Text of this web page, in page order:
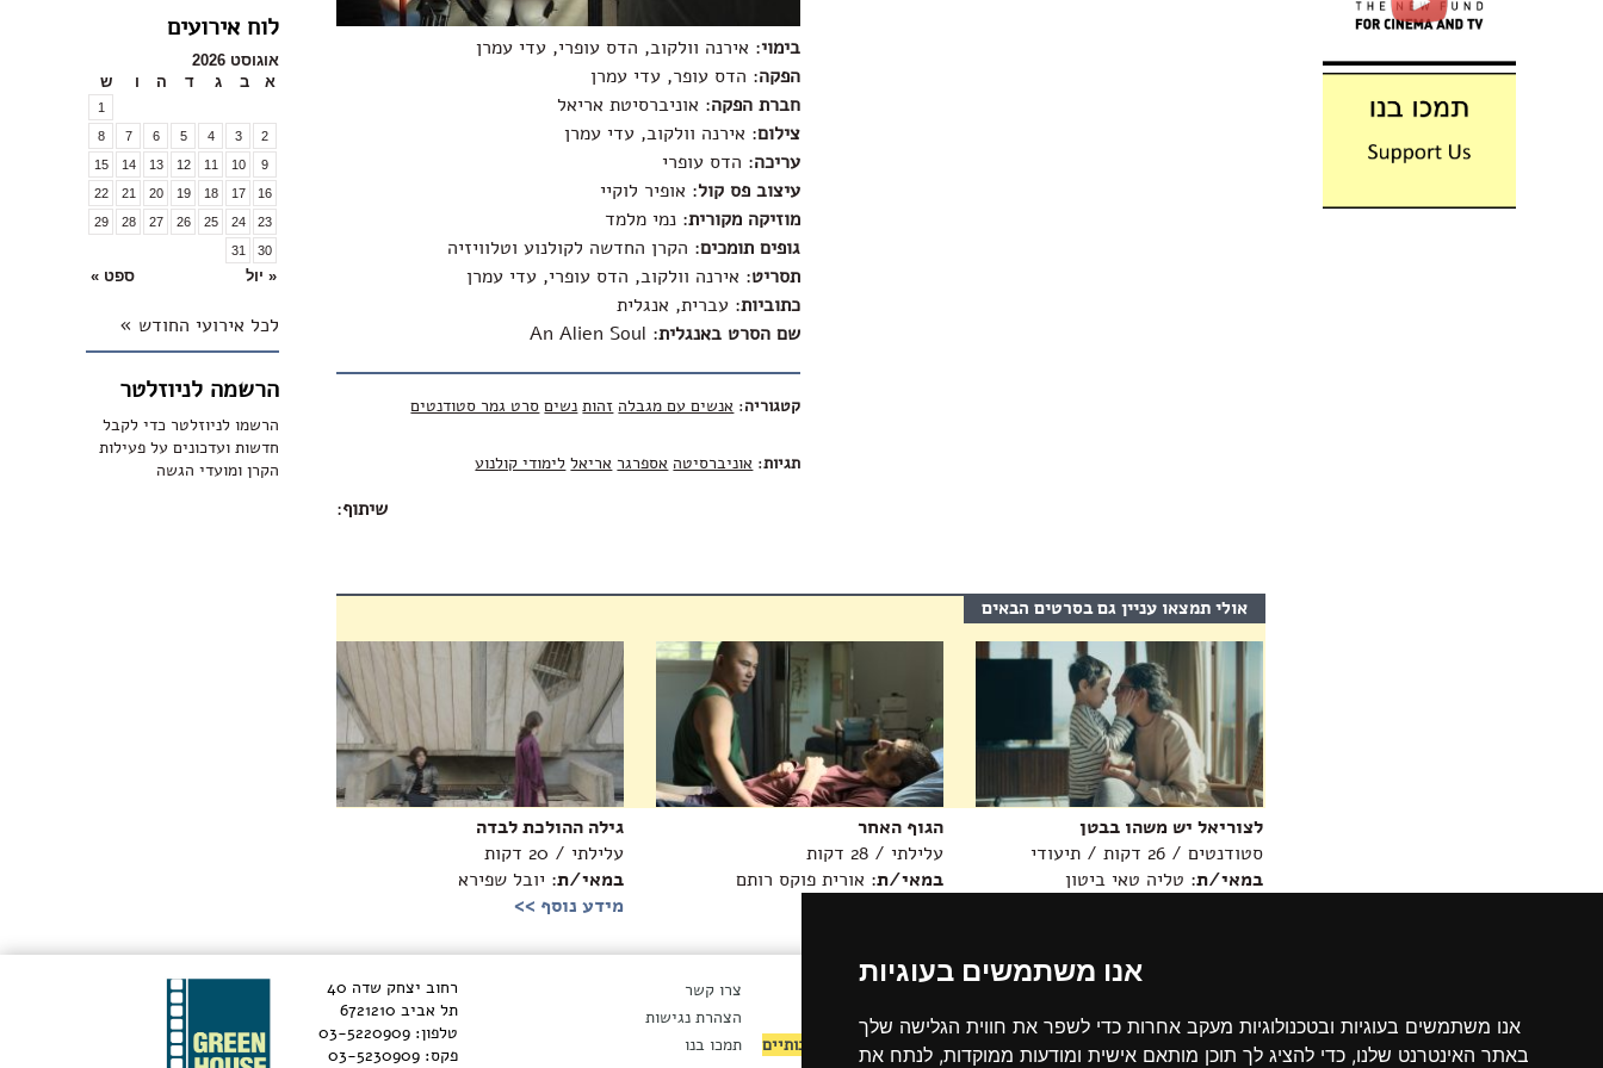
אנו משתמשים בעוגיות
אנו משתמשים בעוגיות ובטכנולוגיות מעקב אחרות כדי לשפר את חווית הגלישה שלך
באתר האינטרנט שלנו, כדי להציג לך תוכן מותאם אישית ומודעות ממוקדות, לנתח את
לוח אירועים
אוגוסט 2026
א
ב ג ד ה ו ש
1
2
3
4
5
6
7
8
9
10
11
12
13
14
15
16
17
18
19
20
21
22
23
24
25
26
27
28
29
30
31
« יול ספט »
לכל אירועי החודש »
הרשמה לניוזלטר
הרשמו לניוזלטר כדי לקבל
חדשות ועדכונים על פעילות
הקרן ומועדי הגשה
בימוי: אירנה וולקוב, הדס עופרי, עדי עמרן
הפקה: הדס עופר, עדי עמרן
חברת הפקה: אוניברסיטת אריאל
צילום: אירנה וולקוב, עדי עמרן
עריכה: הדס עופרי
עיצוב פס קול: אופיר לוקיי
מוזיקה מקורית: נמי מלמד
גופים תומכים: הקרן החדשה לקולנוע וטלוויזיה
תסריט: אירנה וולקוב, הדס עופרי, עדי עמרן
כתוביות: עברית, אנגלית
שם הסרט באנגלית:
An Alien Soul
קטגוריה: אנשים עם מגבלה זהות נשים סרט גמר סטודנטים
תגיות: אוניברסיטה אספרגר אריאל לימודי קולנוע
שיתוף:
אולי תמצאו עניין גם בסרטים הבאים
גילה ההולכת לבדה
עלילתי / 20 דקות
במאי/ת: יובל שפירא
מידע נוסף >>
הגוף האחר
עלילתי / 28 דקות
במאי/ת: אורית פוקס רותם
לצוריאל יש משהו בבטן
סטודנטים / 26 דקות / תיעודי
במאי/ת: טליה טאי ביטון
הקרן החדשה לקולנוע וטלוויזיה (ע"ר) היא עמותה,
צרו קשר
נתוני תמיכות
ארכיון ניוזלטר
הצהרת נגישות
חקיקה ואמנות
לקטורים ומנהלים אמנותיים
תמכו בנו
רחוב יצחק שדה 40
תל אביב 6721210
טלפון: 03-5220909
פקס: 03-5230909